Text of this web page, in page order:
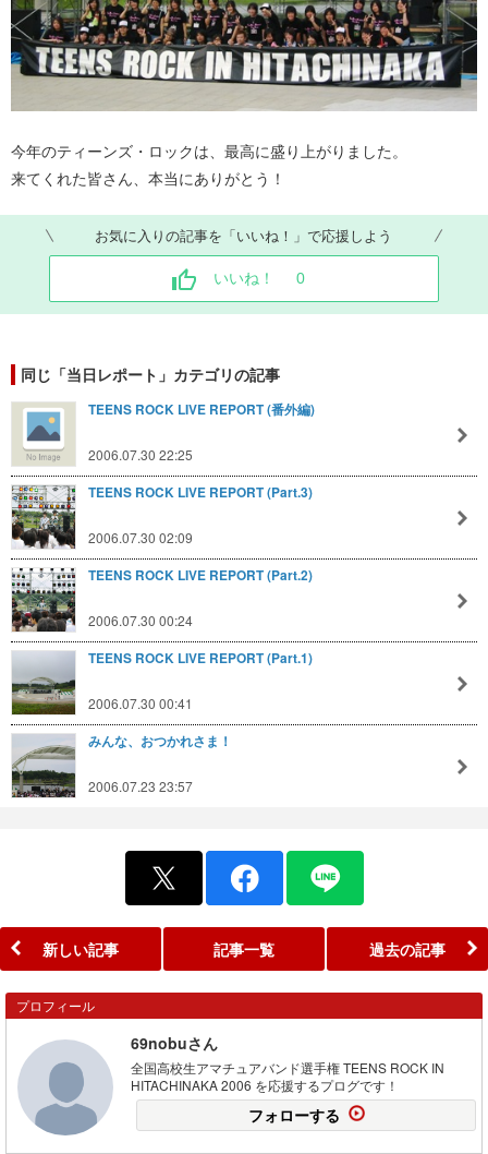
今年のティーンズ・ロックは、最高に盛り上がりました。
来てくれた皆さん、本当にありがとう！
お気に入りの記事を「いいね！」で応援しよう
いいね！ 0
同じ「当日レポート」カテゴリの記事
TEENS ROCK LIVE REPORT (番外編)
2006.07.30 22:25
TEENS ROCK LIVE REPORT (Part.3)
2006.07.30 02:09
TEENS ROCK LIVE REPORT (Part.2)
2006.07.30 00:24
TEENS ROCK LIVE REPORT (Part.1)
2006.07.30 00:41
みんな、おつかれさま！
2006.07.23 23:57
新しい記事 記事一覧 過去の記事
プロフィール
69nobuさん
全国高校生アマチュアバンド選手権 TEENS ROCK IN
HITACHINAKA 2006 を応援するプログです！
フォローする